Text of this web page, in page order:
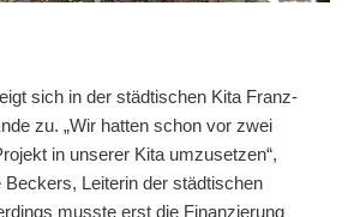
sich in der städtischen Kita Franz-
zu. „Wir hatten schon vor zwei
in unserer Kita umzusetzen“,
Leiterin der städtischen
musste erst die Finanzierung